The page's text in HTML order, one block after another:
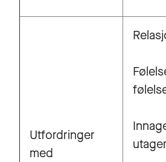
Utfordringer
med